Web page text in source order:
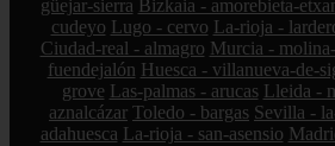
güejar-sierra Bizkaia - amorebieta-
cudeyo Lugo - cervo La-rioja -
Ciudad-real - almagro Murcia -
fuendejalón Huesca - villanueva-de-
grove Las-palmas - arucas Lleida -
aznalcázar Toledo - bargas Sevilla -
adahuesca La-rioja - san-asensio